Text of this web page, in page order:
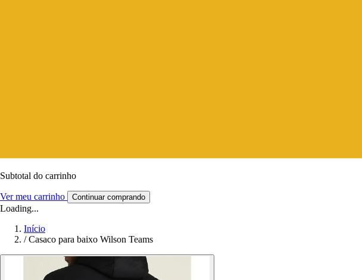
Subtotal do carrinho
Ver meu carrinho Continuar comprando
Loading...
Início
/ Casaco para baixo Wilson Teams